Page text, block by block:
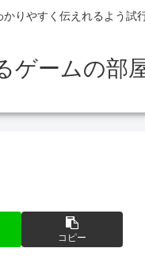
りやすく伝えれるよう試
ゲームの部
コピー